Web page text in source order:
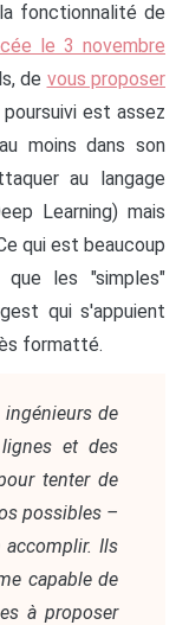
fonctionnalité de
le 3 novembre
de vous proposer
est assez
moins dans son
au langage
Learning) mais
qui est beaucoup
les "simples"
qui s'appuient
formatté.
ingénieurs de
et des
tenter de
possibles –
accomplir. Ils
capable de
à proposer